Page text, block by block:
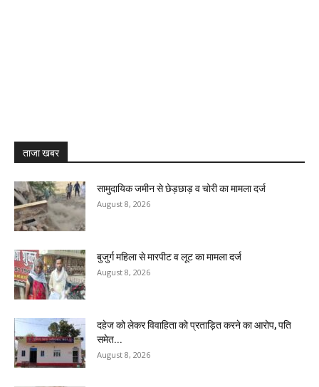
ताजा खबर
सामुदायिक जमीन से छेड़छाड़ व चोरी का मामला दर्ज
August 8, 2026
बुजुर्ग महिला से मारपीट व लूट का मामला दर्ज
August 8, 2026
दहेज को लेकर विवाहिता को प्रताड़ित करने का आरोप, पति
समेत...
August 8, 2026